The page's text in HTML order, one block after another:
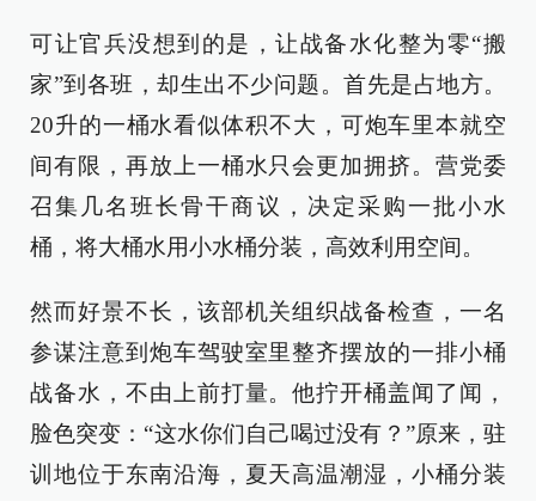
可让官兵没想到的是，让战备水化整为零“搬
家”到各班，却生出不少问题。首先是占地方。
20升的一桶水看似体积不大，可炮车里本就空
间有限，再放上一桶水只会更加拥挤。营党委
召集几名班长骨干商议，决定采购一批小水
桶，将大桶水用小水桶分装，高效利用空间。
然而好景不长，该部机关组织战备检查，一名
参谋注意到炮车驾驶室里整齐摆放的一排小桶
战备水，不由上前打量。他拧开桶盖闻了闻，
脸色突变：“这水你们自己喝过没有？”原来，驻
训地位于东南沿海，夏天高温潮湿，小桶分装